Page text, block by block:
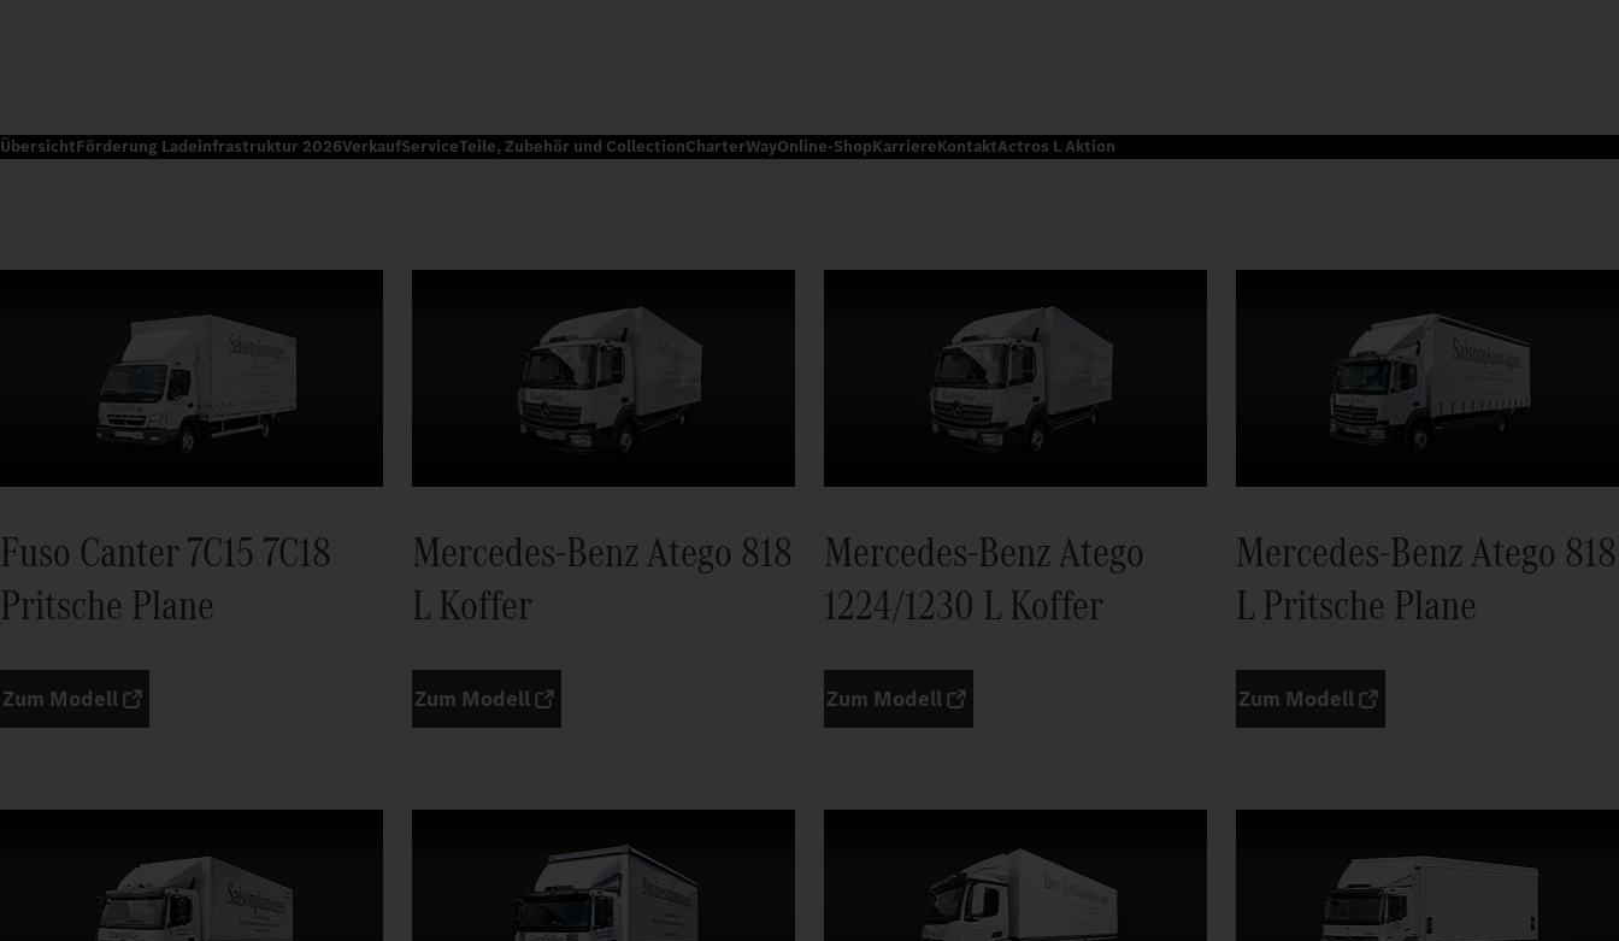
ÜbersichtFörderung Ladeinfrastruktur 2026VerkaufServiceTeile, Zubehör und CollectionCharterWayOnline-ShopKarriereKontaktActros L Aktion
Fuso Canter 7C15 7C18
Pritsche Plane
Zum Modell
Mercedes-Benz Atego 818
L Koffer
Zum Modell
Mercedes-Benz Atego
1224/1230 L Koffer
Zum Modell
Mercedes-Benz Atego 818
L Pritsche Plane
Zum Modell